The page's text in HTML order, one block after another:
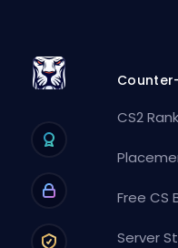
CS2
Free CS
Server